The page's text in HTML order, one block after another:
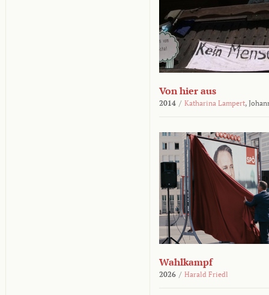
Von hier aus
2014 / Katharina Lampert,
Wahlkampf
2026 / Harald Friedl